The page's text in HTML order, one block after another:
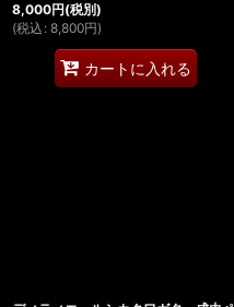
8,000円(税別)
(税込 : 8,800円)
カートに入れる